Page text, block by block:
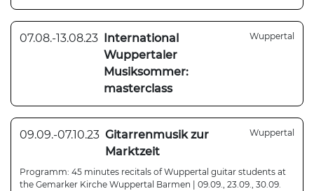
07.08.-13.08.23
International
Wuppertaler
Musiksommer:
masterclass
Wuppertal
09.09.-07.10.23 Gitarrenmusik zur
Marktzeit
Wuppertal
Programm: 45 minutes recitals of Wuppertal guitar students at
the Gemarker Kirche Wuppertal Barmen | 09.09., 23.09., 30.09.